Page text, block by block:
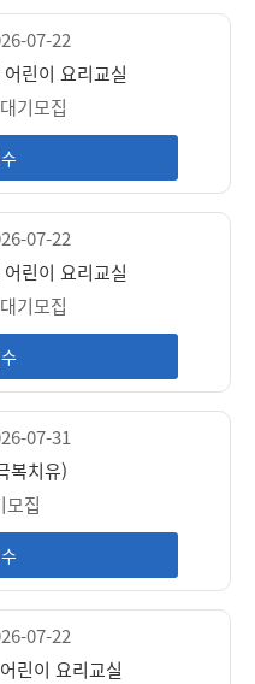
린이 요리교실
07-22
대기모집
린이 요리교실
07-22
대기모집
복치유)
07-31
모집
린이 요리교실
07-22